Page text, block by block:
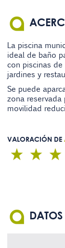
La piscina
ideal de baño
con piscinas
jardines y
Se puede
zona reservada
movilidad
VALORACIÓN DE
DATOS